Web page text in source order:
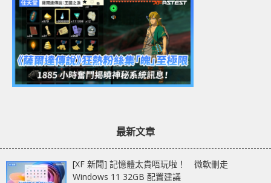
最新文章
[XF 新聞] 記憶體太貴唔玩啦！ 微軟刪走
Windows 11 32GB 配置建議